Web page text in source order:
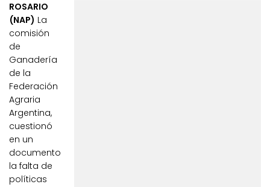
ROSARIO
(NAP) La
comisión
de
Ganadería
de la
Federación
Agraria
Argentina,
cuestionó
en un
documento
la falta de
políticas